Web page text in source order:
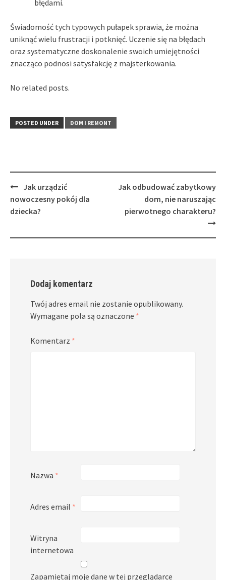
błędami.
Świadomość tych typowych pułapek sprawia, że można
uniknąć wielu frustracji i potknięć. Uczenie się na błędach
oraz systematyczne doskonalenie swoich umiejętności
znacząco podnosi satysfakcję z majsterkowania.
No related posts.
POSTED UNDER DOM I REMONT
Post
navigation
Jak urządzić
nowoczesny pokój dla
dziecka?
Jak odbudować zabytkowy
dom, nie naruszając
pierwotnego charakteru?
Dodaj komentarz
Twój adres email nie zostanie opublikowany.
Wymagane pola są oznaczone *
Komentarz *
Nazwa *
Adres email *
Witryna
internetowa
Zapamiętaj moje dane w tej przeglądarce